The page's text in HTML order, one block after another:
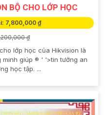
BỘ CHO LỚP HỌC
7,800,000 ₫
₫
lớp học của Hikvision là
minh giúp ®️ ' '>tin tưởng an
học tập. ...